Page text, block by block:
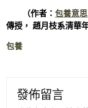
（作者： 包養意思
傳授， 趙月枝系清華
包養
發佈留言